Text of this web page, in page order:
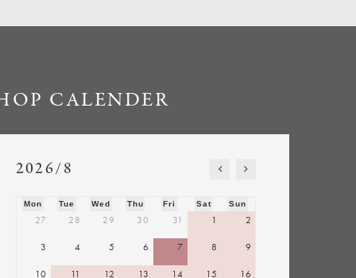
CALENDER
2026/8
Mon Tue Wed Thu Fri Sat Sun
27 28 29 30 31 1 2
3 4 5 6 7 8 9
10 11 12 13 14 15 16